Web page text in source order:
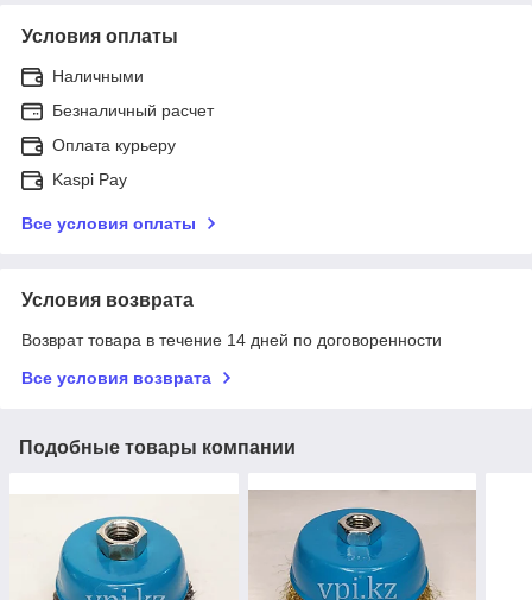
Условия оплаты
Наличными
Безналичный расчет
Оплата курьеру
Kaspi Pay
Все условия оплаты
Условия возврата
Возврат товара в течение 14 дней по договоренности
Все условия возврата
Подобные товары компании